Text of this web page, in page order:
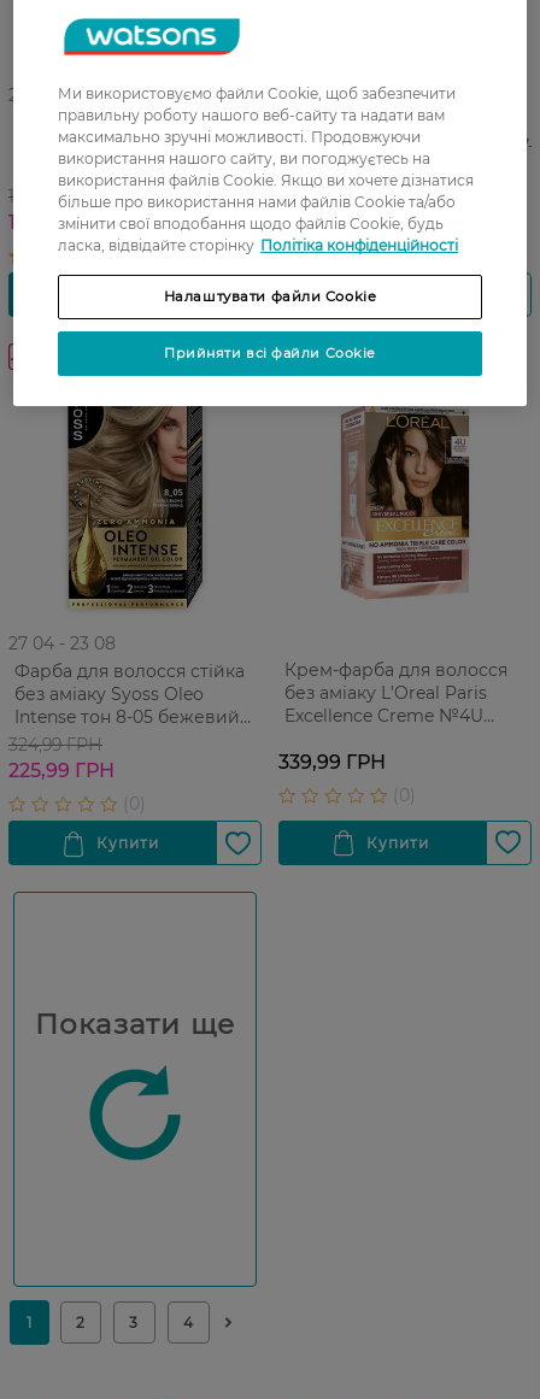
27 04 - 23 08
Крем-фарба стійка для
волосся Palette Naturals
№10-2 Холодний блондин 1
149,99 ГРН
117,99 ГРН
27 07 - 09 08
Фарба для волосся без
аміаку SYOSS Oleo Intense 7-
77 Яскравий Мідний 1 шт
324,99 ГРН
225,99 ГРН
-30% Мега
знижки
27 04 - 23 08
Фарба для волосся стійка
без аміаку Syoss Oleo
Intense тон 8-05 бежевий
блонд 115 мл
324,99 ГРН
225,99 ГРН
Крем-фарба для волосся
без аміаку L'Oreal Paris
Excellence Creme №4U
339,99 ГРН
Показати ще
Ми використовуємо файли Cookie, щоб забезпечити
правильну роботу нашого веб-сайту та надати вам
максимально зручні можливості. Продовжуючи
використання нашого сайту, ви погоджуєтесь на
використання файлів Cookie. Якщо ви хочете дізнатися
більше про використання нами файлів Cookie та/або
змінити свої вподобання щодо файлів Cookie, будь
ласка, відвідайте сторінку Політіка конфіденційності
Налаштувати файли Cookie
Прийняти всі файли Cookie